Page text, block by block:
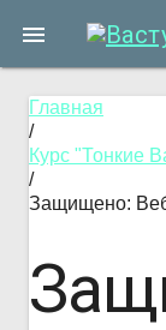

Главная
/
Курс "Тонкие
/
Защищено: